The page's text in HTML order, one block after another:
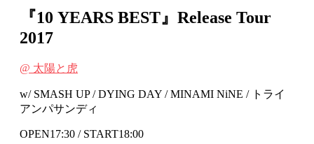
『10 YEARS BEST』Release Tour
2017
@ 太陽と虎
w/ SMASH UP / DYING DAY / MINAMI NiNE / トライ
アンパサンディ
OPEN17:30 / START18:00